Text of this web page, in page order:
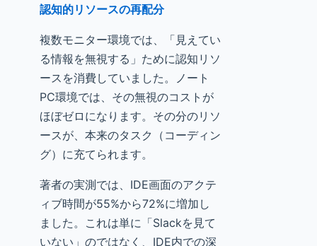
認知的リソースの再配分
複数モニター環境では、「見えてい
る情報を無視する」ために認知リソ
ースを消費していました。ノート
PC環境では、その無視のコストが
ほぼゼロになります。その分のリソ
ースが、本来のタスク（コーディン
グ）に充てられます。
著者の実測では、IDE画面のアクテ
ィブ時間が55%から72%に増加し
ました。これは単に「Slackを見て
いない」のではなく、IDE内での深